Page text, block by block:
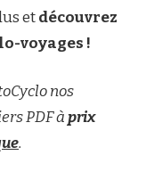
etdécouvrez
voyages !
nos
PDF àprix
.